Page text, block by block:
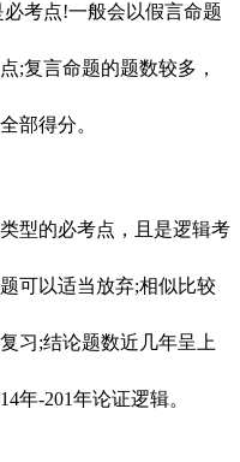
考点!一般会以假言命题
;复言命题的题数较多，
部得分。
的必考点，且是逻辑考
可以适当放弃;相似比较
习;结论题数近几年呈上
年-201年论证逻辑。